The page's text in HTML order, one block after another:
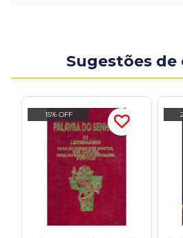
Sugestões de
15% OFF